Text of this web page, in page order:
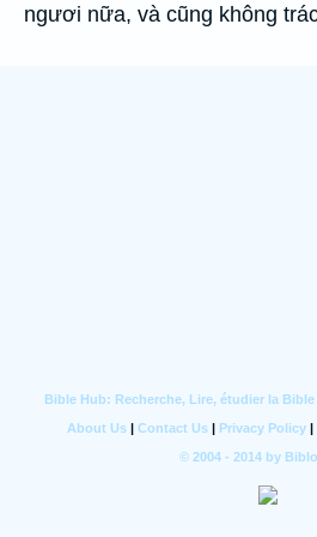
ngươi nữa, và cũng không